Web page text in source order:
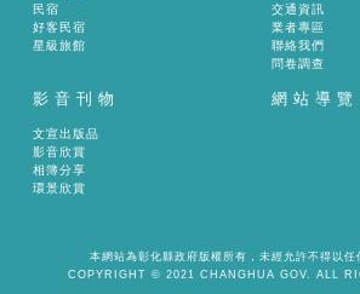
民宿
好客民宿
星級旅館
交通資訊
業者專區
聯絡我們
問卷調查
影音刊物
文宣出版品
影音欣賞
相簿分享
環景欣賞
網站導覽
本網站為彰化縣政府版權所有，未經允許不得以任
COPYRIGHT © 2021 CHANGHUA GOV. ALL